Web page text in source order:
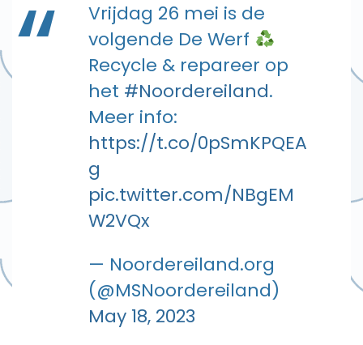
Vrijdag 26 mei is de
volgende De Werf
Recycle & repareer op
het #Noordereiland.
Meer info:
https://t.co/0pSmKPQEA
g
pic.twitter.com/NBgEM
W2VQx
— Noordereiland.org
(@MSNoordereiland)
May 18, 2023